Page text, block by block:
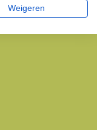
Weigeren